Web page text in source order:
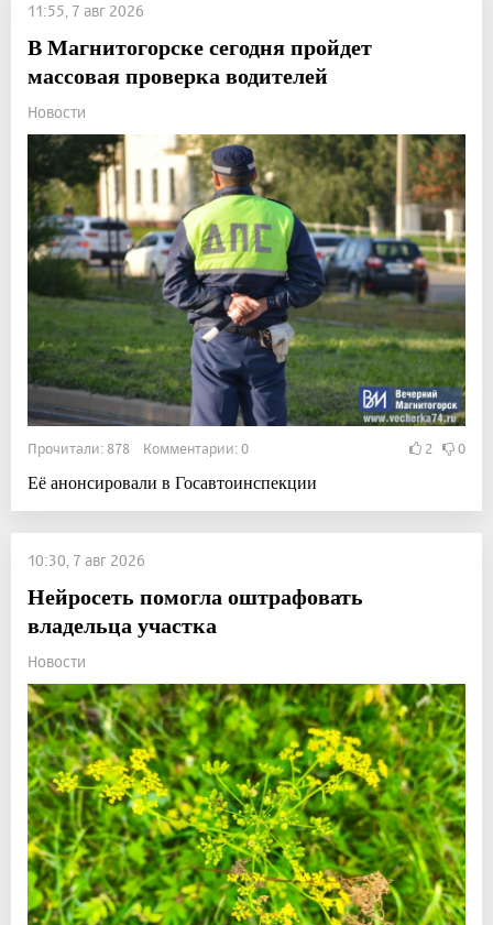
11:55, 7 авг 2026
В Магнитогорске сегодня пройдет
массовая проверка водителей
Новости
Прочитали: 878 Комментарии: 0 2 0
Её анонсировали в Госавтоинспекции
10:30, 7 авг 2026
Нейросеть помогла оштрафовать
владельца участка
Новости